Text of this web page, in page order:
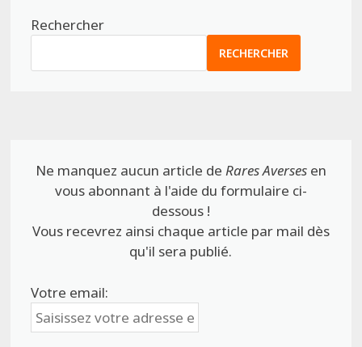
Rechercher
RECHERCHER
Ne manquez aucun article de Rares Aversesen
vous abonnant à l'aide du formulaire ci-
dessous !
Vous recevrez ainsi chaque article par mail dès
qu'il sera publié.
Votre email: